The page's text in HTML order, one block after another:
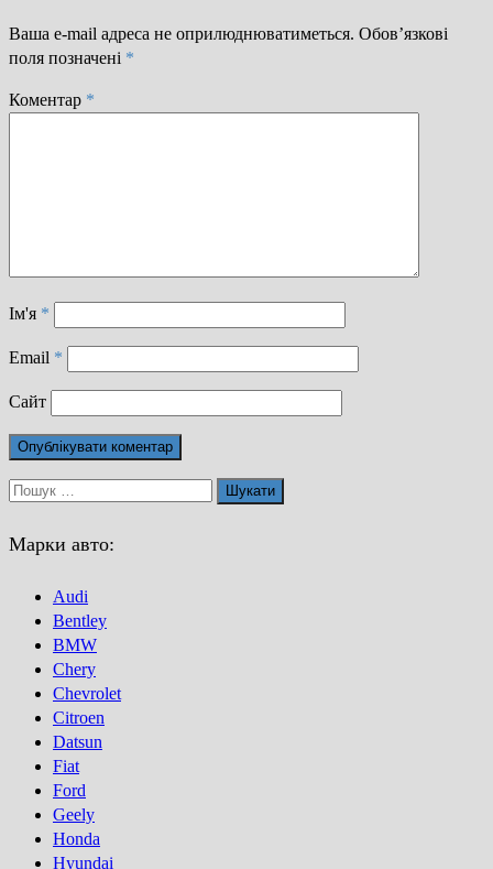
Ваша e-mail адреса не оприлюднюватиметься. Обов’язкові
поля позначені *
Коментар *
Ім'я *
Email *
Сайт
Пошук:
Марки авто:
Audi
Bentley
BMW
Chery
Chevrolet
Citroen
Datsun
Fiat
Ford
Geely
Honda
Hyundai